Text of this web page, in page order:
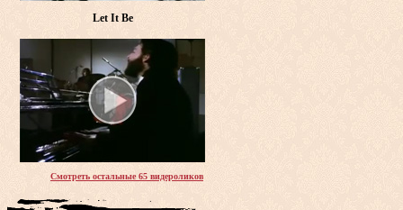
Let It Be
Смотреть остальные 65 видероликов